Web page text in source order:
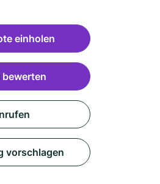
einholen
bewerten
vorschlagen